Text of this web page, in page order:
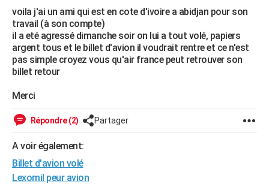
Essais
Réserver un essai
Citadines
Berlines
SUV
Forum auto
+HIGH-TECH
Mobiles
Meilleur smartphone
Internet
Ordinateurs
Jeux vidéo
Guide high-tech
+BRICOLAGE
Forum
Aménagement intérieur
Extérieur
Cuisine
Salle de bains
Jardinage
Rangement
WEEK-END
Guides de France
Escapades
Patrimoine
Expositions
Musées
Week-end nature
+LIFESTYLE
Art de vivre
Bien-être
Loisirs
Mode
Modes de vie
SANTE
VOYAGE
Destinations
City break
Voyage nature
Voyage de noces
Forum
Climat
PHOTO
voila j'ai un ami qui est en cote d'ivoire a abidjan pour son
travail (à son compte)
il a eté agressé dimanche soir on lui a tout volé, papiers
argent tous et le billet d'avion il voudrait rentre et ce n'est
pas simple croyez vous qu'air france peut retrouver son
billet retour
Merci
Répondre (2) Partager
A voir également:
Billet d'avion volé
Lexomil peur avion